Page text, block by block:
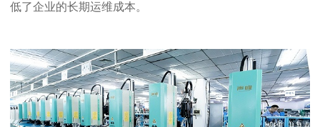
低了企业的长期运维成本。